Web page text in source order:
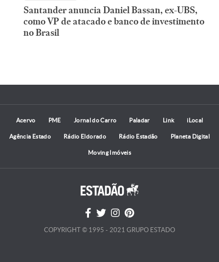
Santander anuncia Daniel Bassan, ex-UBS,
como VP de atacado e banco de investimento
no Brasil
Acervo PME Jornal do Carro Paladar Link iLocal
Agência Estado Rádio Eldorado Rádio Estadão Planeta Digital
Moving Imóveis
COPYRIGHT © 1995 - 2021 GRUPO ESTADO